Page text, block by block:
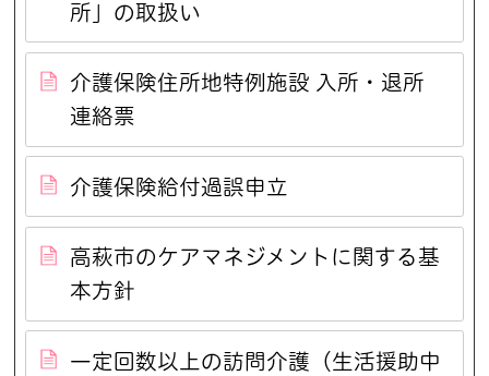
所」の取扱い
介護保険住所地特例施設 入所・退所
連絡票
介護保険給付過誤申立
高萩市のケアマネジメントに関する基
本方針
一定回数以上の訪問介護（生活援助中